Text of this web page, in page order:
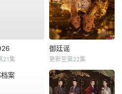
21集
御廷谣
更新至第22集